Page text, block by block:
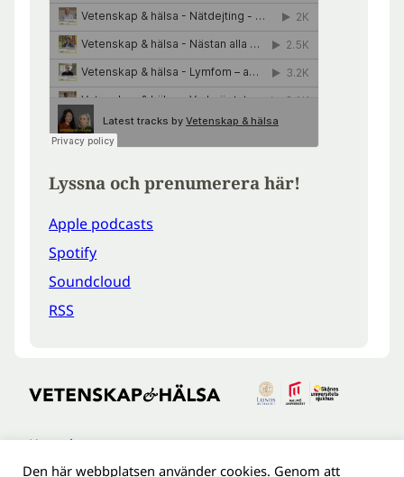
Lyssna och prenumerera här!
Apple podcasts
Spotify
Soundcloud
RSS
Kontakt
Tillgänglighetsredogöreldse
Den här webbplatsen använder cookies. Genom att